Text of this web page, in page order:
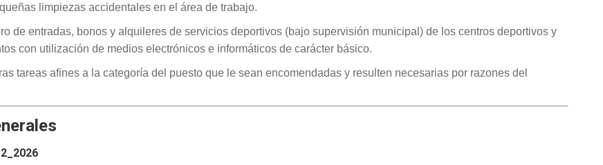
limpiezas accidentales en el área de trabajo.
de entradas, bonos y alquileres de servicios deportivos (bajo supervisión municipal) de los centros deportivos y
con utilización de medios electrónicos e informáticos de carácter básico.
tareas afines a la categoría del puesto que le sean encomendadas y resulten necesarias por razones del